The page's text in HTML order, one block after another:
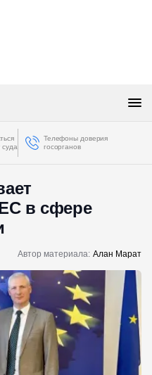
суда
Телефоны доверия
госорганов
в сфере
Автор материала: Алан Марат